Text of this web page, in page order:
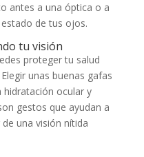
antes a una óptica o a
de tus ojos.
tu visión
proteger tu salud
unas buenas gafas
ocular y
gestos que ayudan a
una visión nítida